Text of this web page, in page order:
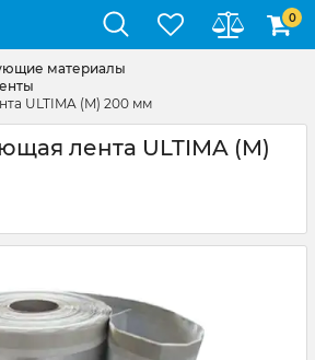
0
материалы
ULTIMA (M) 200 мм
лента ULTIMA (M)